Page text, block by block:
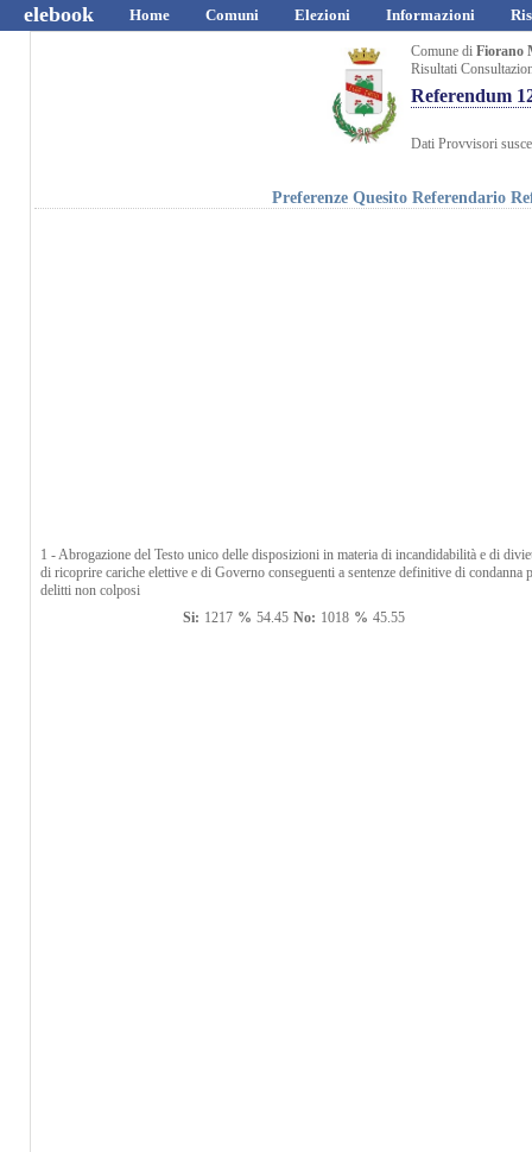
elebook Home Comuni Elezioni Informazioni
Comune di Fiorano
Risultati
Referendum
Dati Provvisori
Preferenze Quesito Referendario
1 - Abrogazione del Testo unico delle disposizioni in materia di incandidabilità e di
di ricoprire cariche elettive e di Governo conseguenti a sentenze definitive di condanna
delitti non colposi
Si: 1217 % 54.45 No: 1018 % 45.55